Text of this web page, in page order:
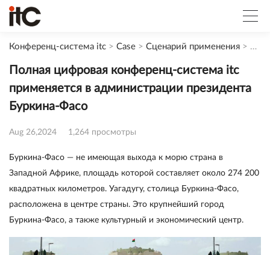
Конференц-система itc > Case > Сценарий применения >
Полная цифровая конференц-система itc
применяется в администрации президента
Буркина-Фасо
Aug 26,2024 1,264 просмотры
Буркина-Фасо — не имеющая выхода к морю страна в
Западной Африке, площадь которой составляет около 274 200
квадратных километров. Уагадугу, столица Буркина-Фасо,
расположена в центре страны. Это крупнейший город
Буркина-Фасо, а также культурный и экономический центр.